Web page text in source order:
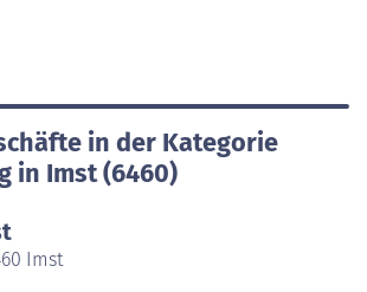
in der Kategorie
in Imst (6460)
Imst